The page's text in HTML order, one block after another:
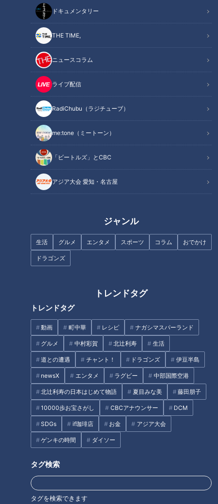
ドキュメンタリー
THE TIME,
ニュースコラム
ライブ配信
RadiChubu（ラジチューブ）
me:tone（ミートーン）
「ビートルズ」とCBC
アジア大会 愛知・名古屋
ジャンル
生活 グルメ エンタメ スポーツ コラム おでかけ
ドラゴンズ
トレンドタグ
トレンドタグ
動画 町中華 レシピ ナガシマスパーランド
グルメ 中村彩賀 北辻利寿 生活
道との遭遇 チャント！ ドラゴンズ 伊豆半島
newsX エンタメ ラグビー 中部国際空港
北辻利寿の日本はじめて物語 夏目みな美 藤田朋子
10000歩お宝さがし CBCアナウンサー DCM
SDGs if珈琲店 お金 アジア大会
ゲンキの時間 ダイソー
タグ検索
タグを検索できます
在が、ヘアメイクさんです。
今回は、CBCテレビで活躍する現役ヘアメイク3名による特別
座談会を開催！
普段はなかなか知ることのできないメイク室の舞台裏には、一
体どんなエピソードやこだわりが隠されているのでしょうか？
華やかなテレビ業界の裏側に迫る、リアルで等身大のトークを
お届けします。
【今回インタビューしたメンバーを紹介】
CBCテレビ「ゴゴスマ」「花咲かタイムズ」など、数々の番
組やイベントのヘアメイクを手がけているヘアメイク会社
「Do8」。今回インタビューしたメンバーは、韓国コスメやプ
チプラアイテムも使いこなす、感度の高いプロフェッショナル
《E子》CBC歴：約18年
「化粧品屋さんになりたい」という幼少期の夢から憧れのテレ
ビ業界のヘアメイクに。
美術科高校卒業後、進路を転換してヘアメイクの専門学校へ。
色々なテレビ番組のヘアメイクを経てタレントさんからの信頼
も厚くご指名を頂くことも。
《N子》CBC歴：約11年
美容師として顧客を抱えながらテレビ業界でも活躍。
大物アーティストの地方コンサートで、ヘアメイクの指名を受
けることもある実力派。
トレンドよりも“似合う”を。現役ヘアメイク3人が明かすテ
レビメイクの裏側
「心までメイクする」テレビ局ヘアメイクが語る人生を変